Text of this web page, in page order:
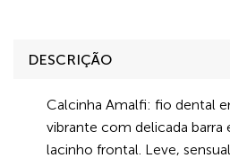
DESCRIÇÃO
Calcinha Amalfi: fio dental
vibrante com delicada barra
lacinho frontal. Leve,